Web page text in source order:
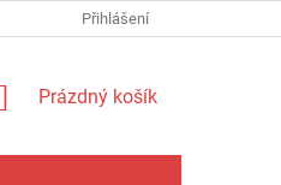
Přihlášení
NÁKUPNÍ
Prázdný košík